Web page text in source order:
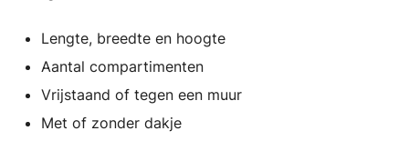
Lengte, breedte en hoogte
Aantal compartimenten
Vrijstaand of tegen een muur
Met of zonder dakje